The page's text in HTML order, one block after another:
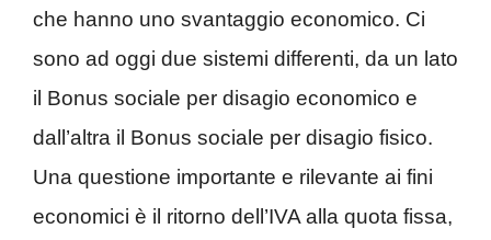
che hanno uno svantaggio economico. Ci
sono ad oggi due sistemi differenti, da un lato
il Bonus sociale per disagio economico e
dall’altra il Bonus sociale per disagio fisico.
Una questione importante e rilevante ai fini
economici è il ritorno dell’IVA alla quota fissa,